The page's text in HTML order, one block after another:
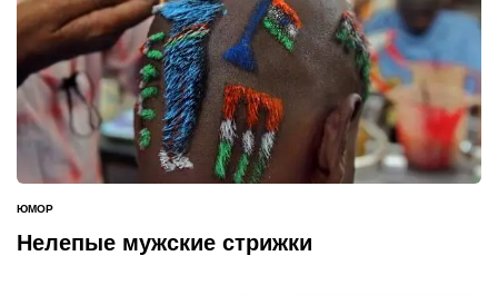
ОПУБЛИКОВАНО
В
ЮМОР
Нелепые мужские стрижки